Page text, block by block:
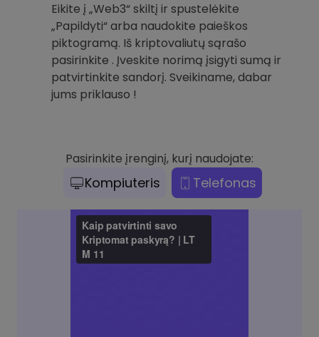
Eikite į „Web3“ skiltį ir spustelėkite
„Papildyti“ arba naudokite paieškos
piktogramą. Iš kriptovaliutų sąrašo
pasirinkite . Įveskite norimą įsigyti sumą ir
patvirtinkite sandorį. Sveikiname, dabar
jums priklauso !
Pasirinkite įrenginį, kurį naudojate:
Kompiuteris Telefonas